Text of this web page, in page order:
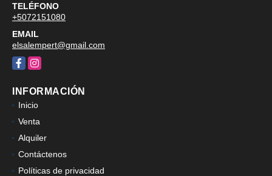
TELÉFONO
+5072151080
EMAIL
elsalempert@gmail.com
FacebookInstagram
INFORMACIÓN
Inicio
Venta
Alquiler
Contáctenos
Políticas de privacidad